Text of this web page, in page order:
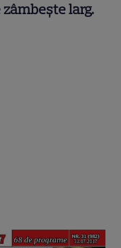
larg.